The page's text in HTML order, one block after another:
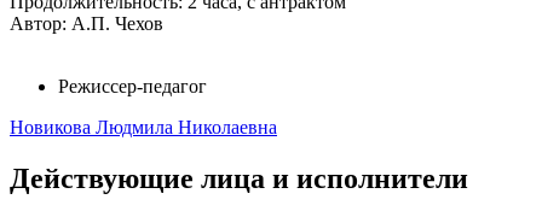
Автор: А.П. Чехов
Режиссер-педагог
Новикова Людмила Николаевна
Действующие лица и исполнители